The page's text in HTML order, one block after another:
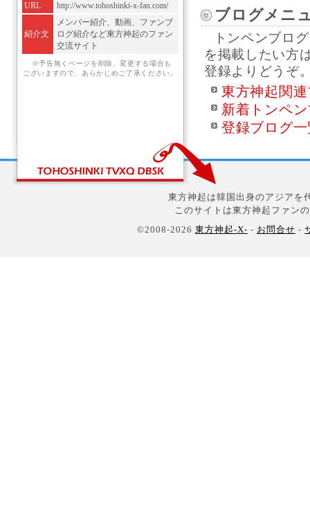
ブログメニ
トンペンブロ
を掲載したい方
登録よりどうぞ
東方神起関
新着トンペ
登録ブログ
URL
http://www.tohoshinki-x-fan.com/
紹介文
メンバー紹介、動画、ファンブ
ログ紹介など東方神起のファン
交流サイト
※予告無くページを削除、変更する場合も
ございますので、あらかじめご了承ください。
東方神起は韓国出身のアジアを
このサイトは東方神起ファン
©2008-2026 東方神起-X- - お問合せ -